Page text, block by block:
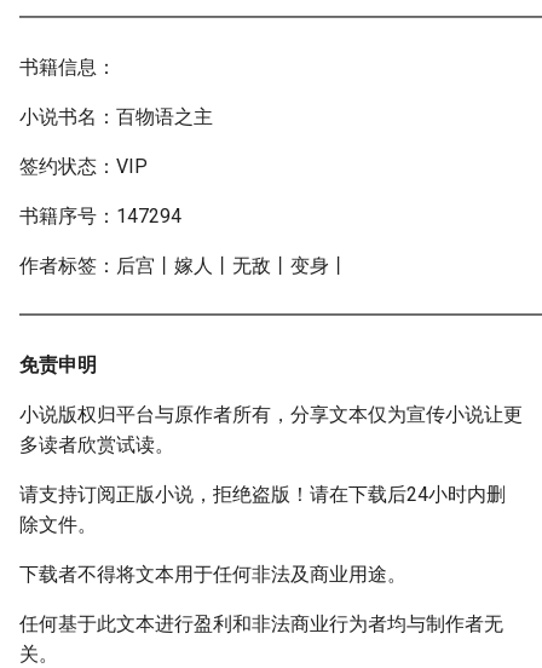
书籍信息：
小说书名：百物语之主
签约状态：VIP
书籍序号：147294
作者标签：后宫丨嫁人丨无敌丨变身丨
免责申明
小说版权归平台与原作者所有，分享文本仅为宣传小说让更
多读者欣赏试读。
请支持订阅正版小说，拒绝盗版！请在下载后24小时内删
除文件。
下载者不得将文本用于任何非法及商业用途。
任何基于此文本进行盈利和非法商业行为者均与制作者无
关。